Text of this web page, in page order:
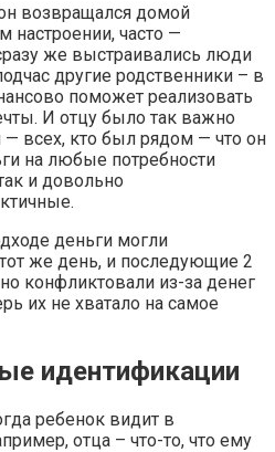
возвращался домой
настроении, часто —
же выстраивались люди
другие родственники – в
поможет реализовать
И отцу было так важно
— всех, кто был рядом — что он
на любые потребности
и довольно
деньги могли
же день, и последующие 2
конфликтовали из-за денег
их не хватало на самое
идентификации
ребенок видит в
отца – что-то, что ему